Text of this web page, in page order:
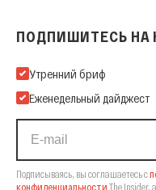
ПОДПИШИТЕСЬ НА
Подпишитесь на нашу
Утренний бриф
Еженедельный дайджест
Подписываясь, вы соглашаетесь с
конфиденциальности The Insider,